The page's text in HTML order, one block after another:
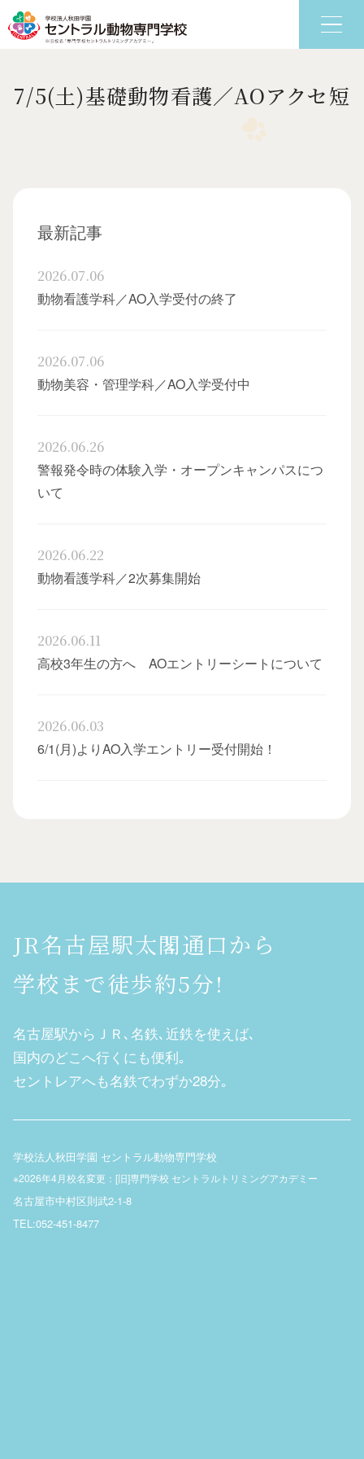
6つの特色 学
7/5(土)基礎動物看護／AOアクセ短
最新記事
2026.07.06
動物看護学科／AO入学受付の終了
2026.07.06
動物美容・管理学科／AO入学受付中
2026.06.26
警報発令時の体験入学・オープンキャンパスにつ
いて
2026.06.22
動物看護学科／2次募集開始
2026.06.11
高校3年生の方へ AOエントリーシートについて
2026.06.03
6/1(月)よりAO入学エントリー受付開始！
JR名古屋駅太閣通口から
学校まで徒歩約5分!
名古屋駅からＪＲ､名鉄､近鉄を使えば､
国内のどこへ行くにも便利｡
セントレアへも名鉄でわずか28分｡
学校法人秋田学園 セントラル動物専門学校
※2026年4月校名変更：[旧]専門学校 セントラルトリミングアカデミー
名古屋市中村区則武2-1-8
TEL:052-451-8477